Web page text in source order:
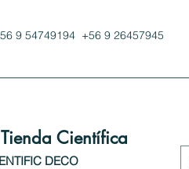
9 54749194 +56 9 26457945
Tienda Científica
DECO